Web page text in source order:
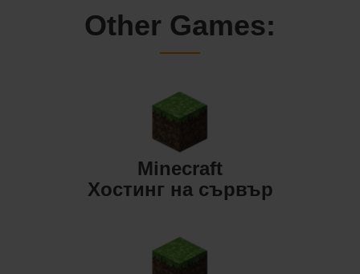
Other Games:
Minecraft
Хостинг на сървър